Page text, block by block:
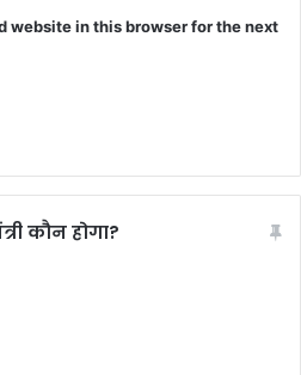
website in this browser for the next
कौन होगा?